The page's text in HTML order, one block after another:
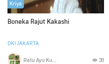
Kriya
Boneka Rajut Kakashi
DKI JAKARTA
31